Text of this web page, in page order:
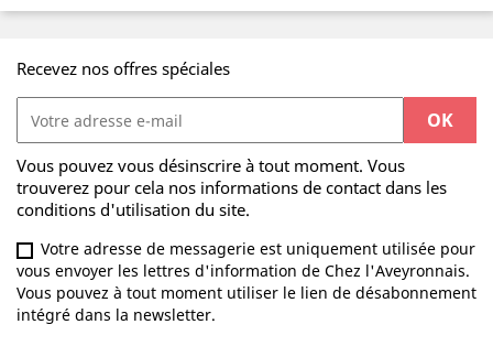
Recevez nos offres spéciales
Vous pouvez vous désinscrire à tout moment. Vous
trouverez pour cela nos informations de contact dans les
conditions d'utilisation du site.
Votre adresse de messagerie est uniquement utilisée pour
vous envoyer les lettres d'information de Chez l'Aveyronnais.
Vous pouvez à tout moment utiliser le lien de désabonnement
intégré dans la newsletter.